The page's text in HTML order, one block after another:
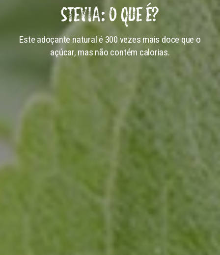
STEVIA: O QUE É?
Este adoçante natural é 300 vezes mais doce que o
açúcar, mas não contém calorias.